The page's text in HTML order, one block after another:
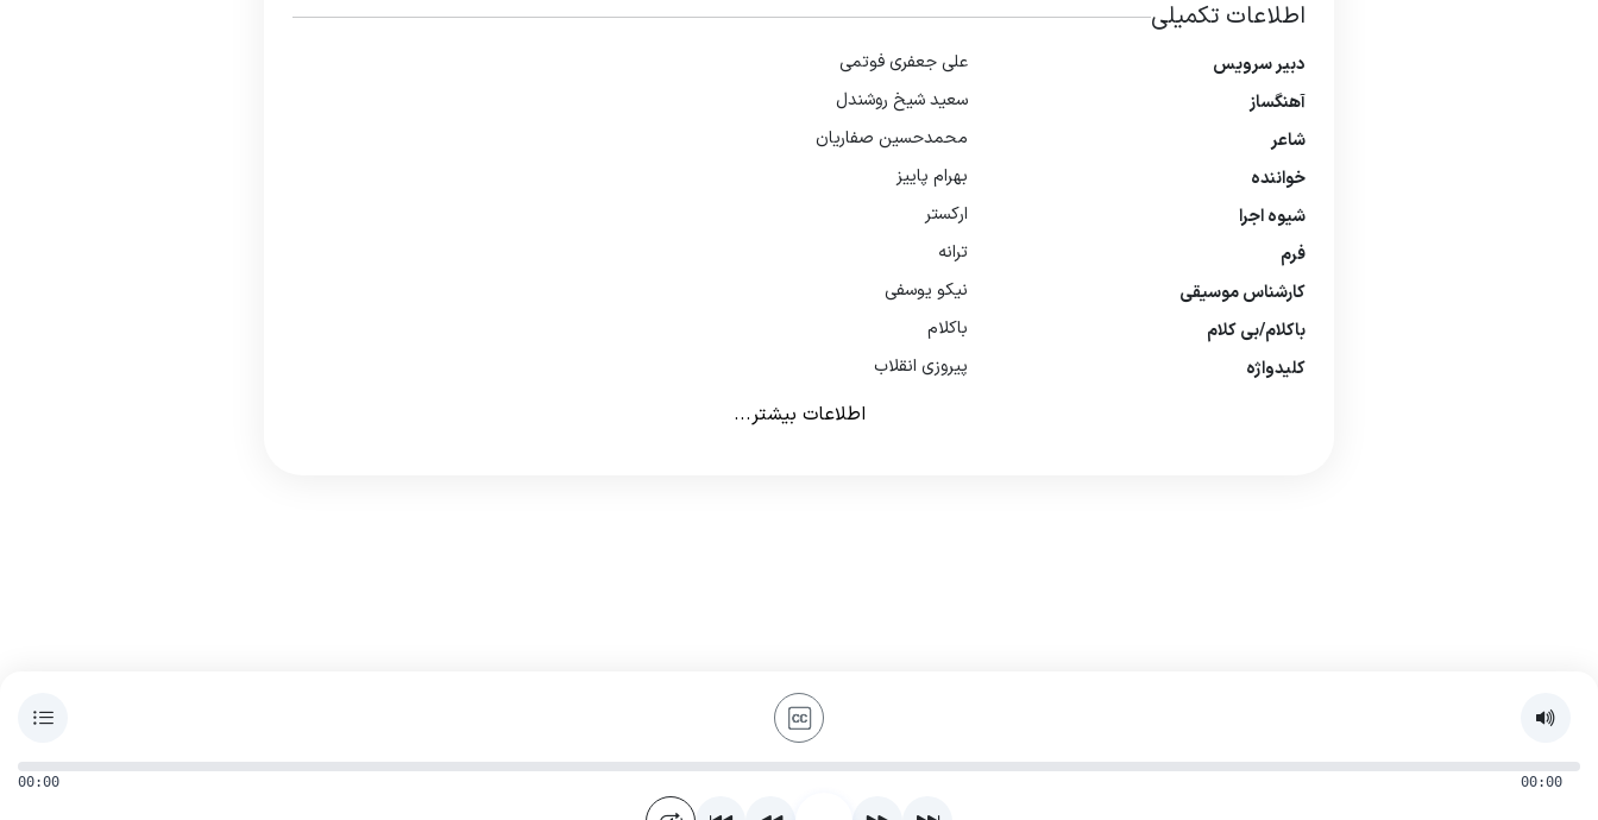
اطلاعات تکمیلی
دبیر سرویس
علی جعفری فوتمی
آهنگساز
سعید شیخ روشندل
شاعر
محمدحسین صفاریان
خواننده
بهرام پاییز
شیوه اجرا
ارکستر
فرم
ترانه
كارشناس موسیقی
نیکو یوسفی
باكلام/بی كلام
باکلام
كلیدواژه
پیروزی انقلاب
اطلاعات بیشتر...
00:00 00:00